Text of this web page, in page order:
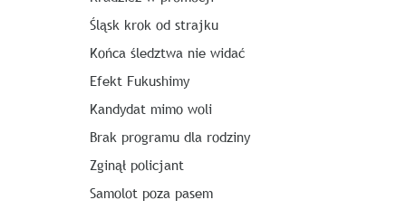
Śląsk krok od strajku
Końca śledztwa nie widać
Efekt Fukushimy
Kandydat mimo woli
Brak programu dla rodziny
Zginął policjant
Samolot poza pasem